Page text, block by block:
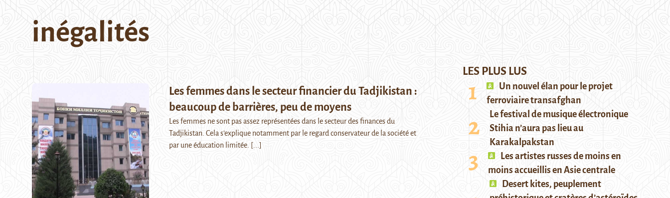
inégalités
Les femmes dans le secteur financier du Tadjikistan :
beaucoup de barrières, peu de moyens
Les femmes ne sont pas assez représentées dans le secteur des finances du
Tadjikistan. Cela s’explique notamment par le regard conservateur de la société et
par une éducation limitée. [...]
LES PLUS LUS
Un nouvel élan pour le projet
ferroviaire transafghan
Le festival de musique électronique
Stihia n’aura pas lieu au
Karakalpakstan
Les artistes russes de moins en
moins accueillis en Asie centrale
Desert kites, peuplement